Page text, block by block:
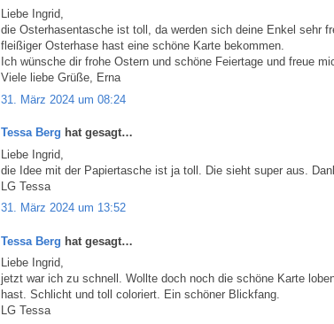
Liebe Ingrid,
die Osterhasentasche ist toll, da werden sich deine Enkel sehr
fleißiger Osterhase hast eine schöne Karte bekommen.
Ich wünsche dir frohe Ostern und schöne Feiertage und freue
Viele liebe Grüße, Erna
31. März 2024 um 08:24
Tessa Berg hat gesagt…
Liebe Ingrid,
die Idee mit der Papiertasche ist ja toll. Die sieht super aus.
LG Tessa
31. März 2024 um 13:52
Tessa Berg hat gesagt…
Liebe Ingrid,
jetzt war ich zu schnell. Wollte doch noch die schöne Karte
hast. Schlicht und toll coloriert. Ein schöner Blickfang.
LG Tessa